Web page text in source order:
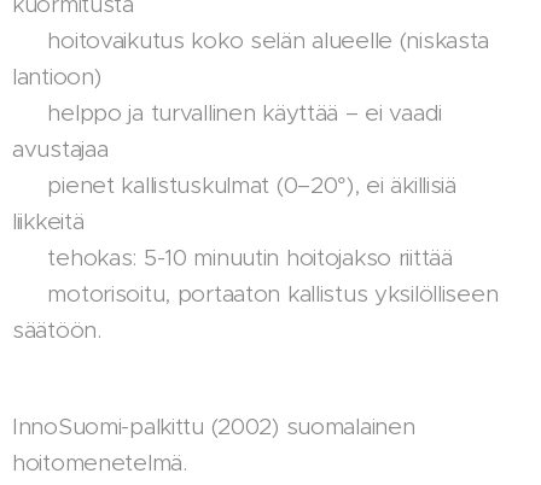
✔️ hoitovaikutus koko selän alueelle (niskasta
lantioon)
✔️ helppo ja turvallinen käyttää – ei vaadi
avustajaa
✔️ pienet kallistuskulmat (0–20°), ei äkillisiä
liikkeitä
✔️ tehokas: 5-10 minuutin hoitojakso riittää
✔️ motorisoitu, portaaton kallistus yksilölliseen
säätöön.
InnoSuomi-palkittu (2002) suomalainen
hoitomenetelmä.